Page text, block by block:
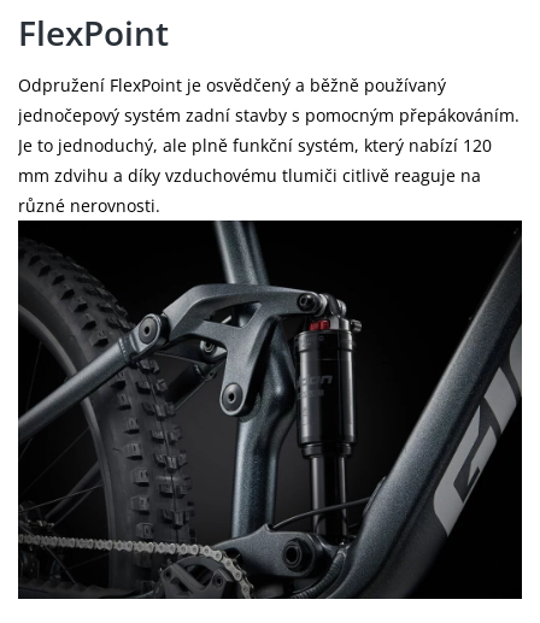
FlexPoint
Odpružení FlexPoint je osvědčený a běžně používaný
jednočepový systém zadní stavby s pomocným přepákováním.
Je to jednoduchý, ale plně funkční systém, který nabízí 120
mm zdvihu a díky vzduchovému tlumiči citlivě reaguje na
různé nerovnosti.